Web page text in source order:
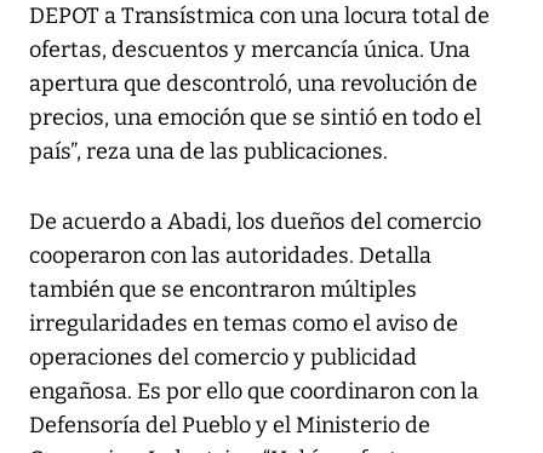
DEPOT a Transístmica con una locura total de
ofertas, descuentos y mercancía única. Una
apertura que descontroló, una revolución de
precios, una emoción que se sintió en todo el
país”, reza una de las publicaciones.
De acuerdo a Abadi, los dueños del comercio
cooperaron con las autoridades. Detalla
también que se encontraron múltiples
irregularidades en temas como el aviso de
operaciones del comercio y publicidad
engañosa. Es por ello que coordinaron con la
Defensoría del Pueblo y el Ministerio de